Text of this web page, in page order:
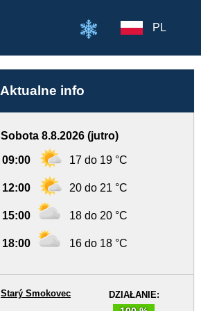
PL
Aktualne info
Sobota 8.8.2026 (jutro)
09:00 17 do 19 °C
12:00 20 do 21 °C
15:00 18 do 20 °C
18:00 16 do 18 °C
DZIAŁANIE:
Starý Smokovec